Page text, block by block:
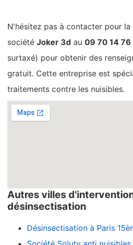
N'hésitez pas à contacter pour
société Joker 3d au 09 70 14 76
surtaxé) pour obtenir des
gratuit. Cette entreprise est
traitements contre les nuisibles.
Autres villes
désinsectisation
Désinsectisation à Paris